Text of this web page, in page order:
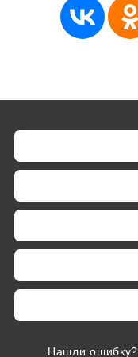
Нашли